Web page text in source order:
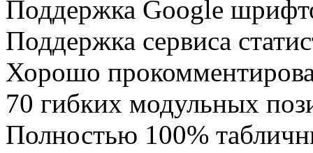
Поддержка Google
Поддержка сервиса
Хорошо
70 гибких модульных
Полностью 100%